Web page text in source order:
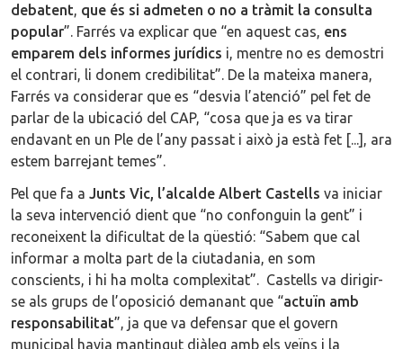
debatent, que és si admeten o no a tràmit la consulta
popular”. Farrés va explicar que “en aquest cas, ens
emparem dels informes jurídics i, mentre no es demostri
el contrari, li donem credibilitat”. De la mateixa manera,
Farrés va considerar que es “desvia l’atenció” pel fet de
parlar de la ubicació del CAP, “cosa que ja es va tirar
endavant en un Ple de l’any passat i això ja està fet [...], ara
estem barrejant temes”.
Pel que fa a Junts Vic, l’alcalde Albert Castells va iniciar
la seva intervenció dient que “no confonguin la gent” i
reconeixent la dificultat de la qüestió: “Sabem que cal
informar a molta part de la ciutadania, en som
conscients, i hi ha molta complexitat”. Castells va dirigir-
se als grups de l’oposició demanant que “actuïn amb
responsabilitat”, ja que va defensar que el govern
municipal havia mantingut diàleg amb els veïns i la